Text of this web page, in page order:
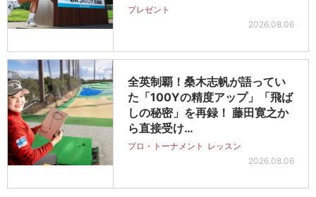
プレゼント
2026.08.06
全英制覇！桑木志帆が語ってい
た「100Yの精度アップ」「飛ば
しの秘密」を再録！ 藤田寛之か
ら直接受け…
プロ・トーナメント レッスン
2026.08.06